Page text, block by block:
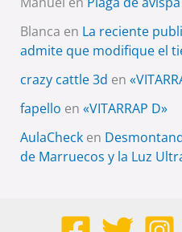
Blanca en La reciente
admite que modifique el
crazy cattle 3d en
fapello en «VITARRAP D»
AulaChecken
de Marruecos y la Luz